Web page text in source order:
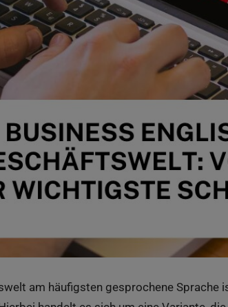
am häufigsten gesprochene Sprache